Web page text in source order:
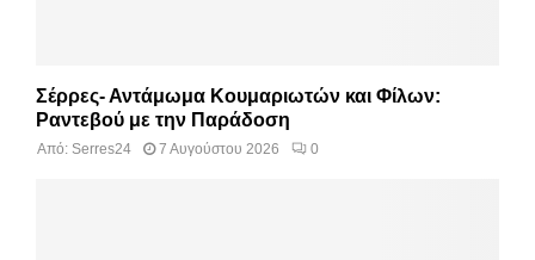
Σέρρες- Αντάμωμα Κουμαριωτών και Φίλων:
Ραντεβού με την Παράδοση
Από: Serres24 7 Αυγούστου 2026 0